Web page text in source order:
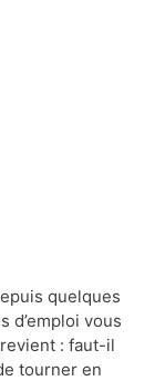
quelques
d’emploi vous
: faut-il
tourner en